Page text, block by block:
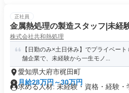
正社員
金属熱処理の製造スタッフ|未経
株式会社共和熱処理
【日勤のみ×土日休み】でプライベー
舗企業で、未経験から一生モノ...
愛知県大府市梶田町
月給28万円～30万円
求める人材: 未経験・資格・経験